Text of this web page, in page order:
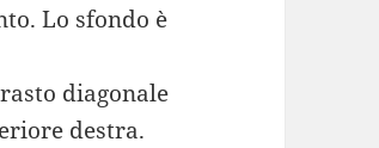
Lo sfondo è
diagonale
destra.